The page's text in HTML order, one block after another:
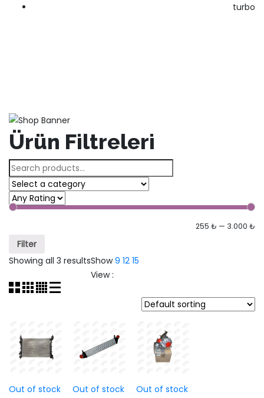
turbo
Ürün Filtreleri
Search
for:
255 ₺ — 3.000 ₺
Filter
Showing all 3 resultsShow 9 12 15
View :
Out of stock
Out of stock
Out of stock